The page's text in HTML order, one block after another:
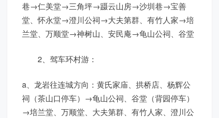
巷→仁美堂→三角坪→蹑云山房→沙圳巷→宝善
堂、怀永堂→澄川公祠→大夫第群、有竹人家→培
兰堂、万顺堂→神树山、安民庵→龟山公祠、谷堂
2、驾车环村游：
a、龙岩往连城方向：黄氏家庙、拱桥店、杨辉公
祠（茶山口停车）→龟山公祠、谷堂（背园停车）
→培兰堂、万顺堂、大夫第群、有竹人家、澄川公